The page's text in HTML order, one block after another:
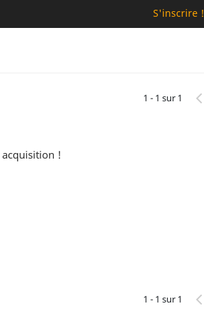
S'inscrire !
1 - 1 sur 1
!
1 - 1 sur 1